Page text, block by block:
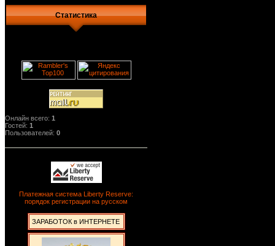
Статистика
Онлайн всего: 1
Гостей: 1
Пользователей: 0
Платежная система Liberty Reserve:
порядок регистрации на русском
ЗАРАБОТОК в ИНТЕРНЕТЕ